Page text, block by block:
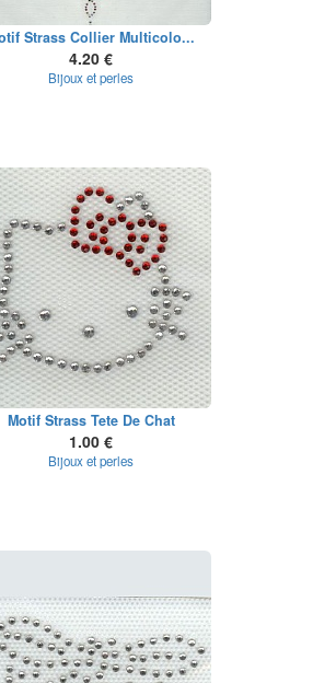
Strass Collier Multicolo...
4.20 €
Bijoux et perles
Motif Strass Tete De Chat
1.00 €
Bijoux et perles